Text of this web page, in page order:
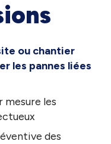
ou chantier
les pannes liées
mesure les
des